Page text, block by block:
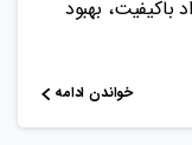
باکیفیت، بهبود
خواندن ادامه